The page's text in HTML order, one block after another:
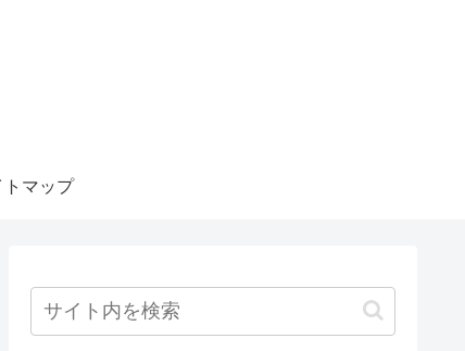
トマップ